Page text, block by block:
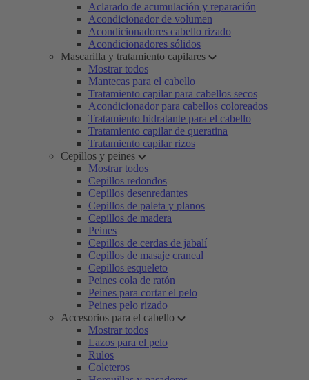
Aclarado de acumulación y reparación
Acondicionador de volumen
Acondicionadores cabello rizado
Acondicionadores sólidos
Mascarilla y tratamiento capilares
Mostrar todos
Mantecas para el cabello
Tratamiento capilar para cabellos secos
Acondicionador para cabellos coloreados
Tratamiento hidratante para el cabello
Tratamiento capilar de queratina
Tratamiento capilar rizos
Cepillos y peines
Mostrar todos
Cepillos redondos
Cepillos desenredantes
Cepillos de paleta y planos
Cepillos de madera
Peines
Cepillos de cerdas de jabalí
Cepillos de masaje craneal
Cepillos esqueleto
Peines cola de ratón
Peines para cortar el pelo
Peines pelo rizado
Accesorios para el cabello
Mostrar todos
Lazos para el pelo
Rulos
Coleteros